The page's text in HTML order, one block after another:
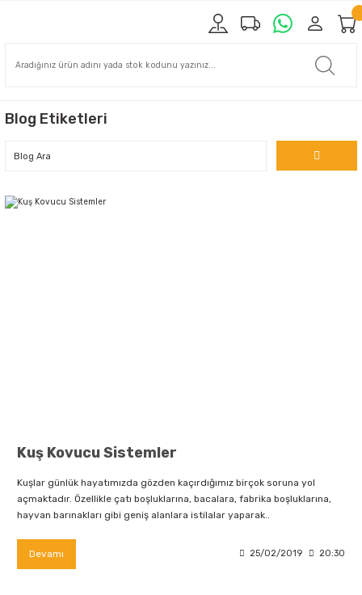
Blog Etiketleri
Kuş Kovucu Sistemler
Kuşlar günlük hayatımızda gözden kaçırdığımız birçok soruna yol
açmaktadır. Özellikle çatı boşluklarına, bacalara, fabrika boşluklarına,
hayvan barınakları gibi geniş alanlara istilalar yaparak..
Devamı 25/02/2019 20:30